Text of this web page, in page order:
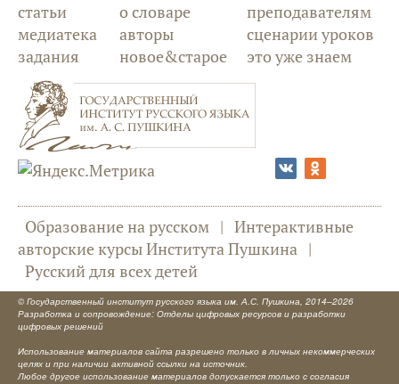
статьи
медиатека
задания
о словаре
авторы
новое&старое
преподавателям
сценарии уроков
это уже знаем
Образование на русском | Интерактивные
авторские курсы Института Пушкина |
Русский для всех детей
© Государственный институт русского языка им. А.С. Пушкина, 2014–2026
Разработка и сопровождение: Отделы цифровых ресурсов и разработки
цифровых решений
Использование материалов сайта разрешено только в личных некоммерческих
целях и при наличии активной ссылки на источник.
Любое другое использование материалов допускается только с согласия